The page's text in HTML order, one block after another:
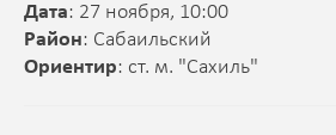
Дата: 27 ноября, 10:00
Район: Сабаильский
Ориентир: ст. м. "Сахиль"